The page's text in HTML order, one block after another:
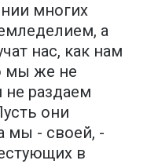
многих
а
нас, как нам
мы же не
раздаем
они
мы - своей, -
в